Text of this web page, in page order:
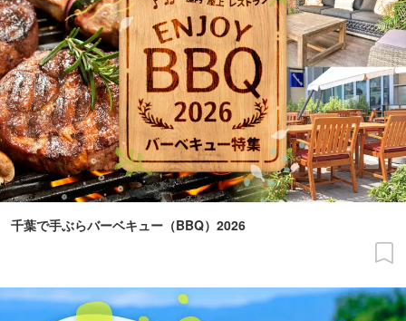
千葉で手ぶらバーベキュー（BBQ）2026